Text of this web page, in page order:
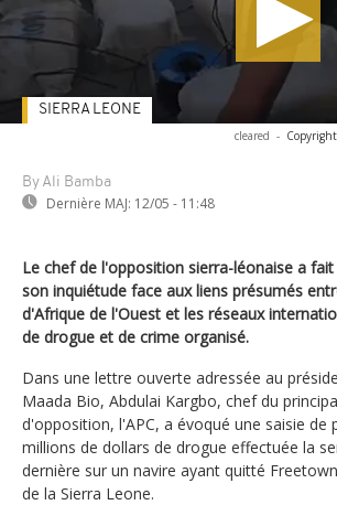
cleared -
By Ali Bamba
Dernière MAJ: 12/05 - 11:48
SIERRA LEONE
Le chef de l'opposition sierra-léonaise a
son inquiétude face aux liens présumés
d'Afrique de l'Ouest et les réseaux
de drogue et de crime organisé.
Dans une lettre ouverte adressée au
Maada Bio, Abdulai Kargbo, chef du
d'opposition, l'APC, a évoqué une saisie de
millions de dollars de drogue effectuée la
dernière sur un navire ayant quitté
de la Sierra Leone.